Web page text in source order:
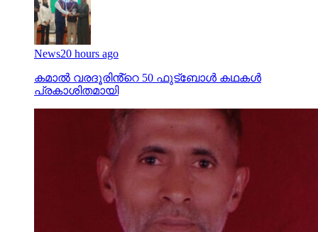
News20 hours ago
കമാൽ വരദൂരിൻ്റെ 50 ഫുട്ബോൾ കഥകൾ
പ്രകാശിതമായി